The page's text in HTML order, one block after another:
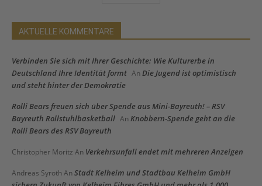
AKTUELLE KOMMENTARE
Verbinden Sie sich mit Ihrer Geschichte: Wie Kulturerbe in
Deutschland Ihre Identität formt An Die Jugend ist optimistisch
und steht hinter der Demokratie
Rolli Bears freuen sich über Spende aus Mini-Bayreuth! – RSV
Bayreuth Rollstuhlbasketball An Knobbern-Spende geht an die
Rolli Bears des RSV Bayreuth
Christopher Moritz An Verkehrsunfall endet mit mehreren Anzeigen
Andreas Syroth An Stadt Kelheim und Stadtbau Kelheim GmbH